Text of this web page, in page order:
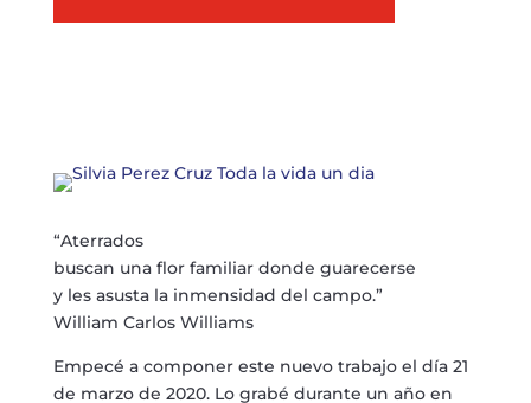
“Aterrados
buscan una flor familiar donde guarecerse
y les asusta la inmensidad del campo.”
William Carlos Williams
Empecé a componer este nuevo trabajo el día 21
de marzo de 2020. Lo grabé durante un año en